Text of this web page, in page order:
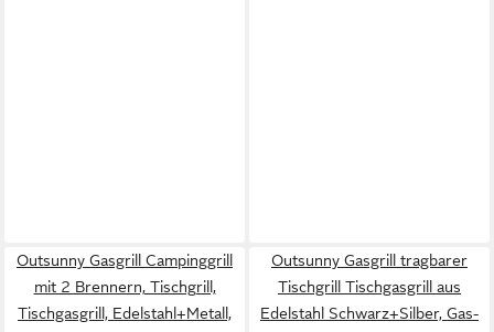
Outsunny Gasgrill Campinggrill
mit 2 Brennern, Tischgrill,
Tischgasgrill, Edelstahl+Metall,
Outsunny Gasgrill tragbarer
Tischgrill Tischgasgrill aus
Edelstahl Schwarz+Silber, Gas-